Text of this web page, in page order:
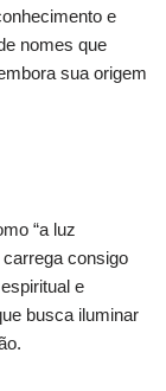
e
nomes que
sua origem
“a luz
carrega consigo
e
busca iluminar